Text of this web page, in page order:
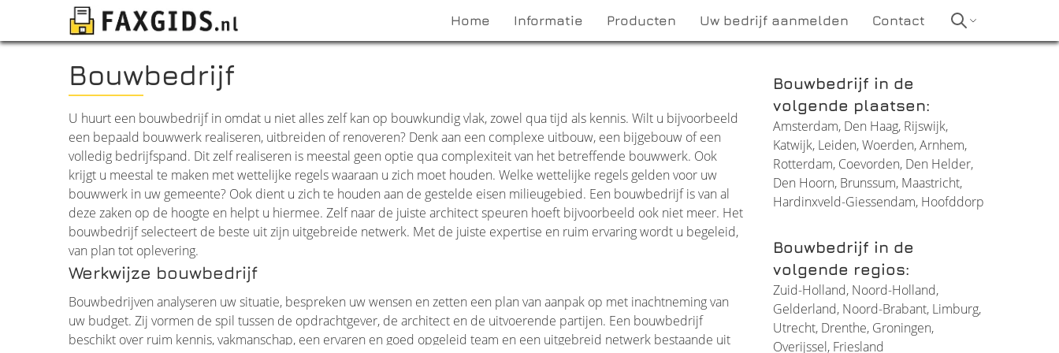
Home Informatie Producten Uw bedrijf aanmelden Contact
Bouwbedrijf
U huurt een bouwbedrijf in omdat u niet alles zelf kan op bouwkundig vlak, zowel qua tijd als kennis. Wilt u bijvoorbeeld
een bepaald bouwwerk realiseren, uitbreiden of renoveren? Denk aan een complexe uitbouw, een bijgebouw of een
volledig bedrijfspand. Dit zelf realiseren is meestal geen optie qua complexiteit van het betreffende bouwwerk. Ook
krijgt u meestal te maken met wettelijke regels waaraan u zich moet houden. Welke wettelijke regels gelden voor uw
bouwwerk in uw gemeente? Ook dient u zich te houden aan de gestelde eisen milieugebied. Een bouwbedrijf is van al
deze zaken op de hoogte en helpt u hiermee. Zelf naar de juiste architect speuren hoeft bijvoorbeeld ook niet meer. Het
bouwbedrijf selecteert de beste uit zijn uitgebreide netwerk. Met de juiste expertise en ruim ervaring wordt u begeleid,
van plan tot oplevering.
Werkwijze bouwbedrijf
Bouwbedrijven analyseren uw situatie, bespreken uw wensen en zetten een plan van aanpak op met inachtneming van
uw budget. Zij vormen de spil tussen de opdrachtgever, de architect en de uitvoerende partijen. Een bouwbedrijf
beschikt over ruim kennis, vakmanschap, een ervaren en goed opgeleid team en een uitgebreid netwerk bestaande uit
Bouwbedrijf in de
volgende plaatsen:
Amsterdam, Den Haag, Rijswijk,
Katwijk, Leiden,Woerden,Arnhem,
Rotterdam, Coevorden, Den Helder,
Den Hoorn, Brunssum, Maastricht,
Hardinxveld-Giessendam, Hoofddorp
Bouwbedrijf in de
volgende regios:
Zuid-Holland, Noord-Holland,
Gelderland, Noord-Brabant, Limburg,
Utrecht, Drenthe, Groningen,
Overijssel, Friesland